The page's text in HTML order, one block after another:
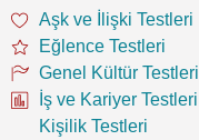
Aşk ve İlişki Testleri
Eğlence Testleri
Genel Kültür Testleri
İş ve Kariyer Testleri
Kişilik Testleri